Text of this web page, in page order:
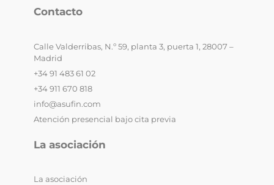
Contacto
Calle Valderribas, N.º 59, planta 3, puerta 1, 28007 –
Madrid
+34 91 483 61 02
+34 911 670 818
info@asufin.com
Atención presencial bajo cita previa
La asociación
La asociación